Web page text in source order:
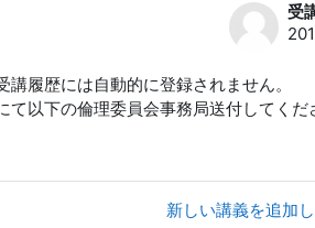
受
返
履歴には自動的に登録されません。
以下の倫理委員会事務局送付してくだ
新しい講義を追加